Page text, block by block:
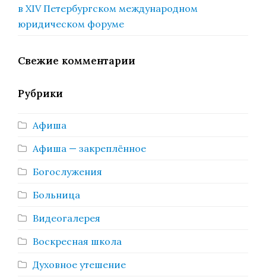
в XIV Петербургском международном
юридическом форуме
Свежие комментарии
Рубрики
Афиша
Афиша — закреплённое
Богослужения
Больница
Видеогалерея
Воскресная школа
Духовное утешение